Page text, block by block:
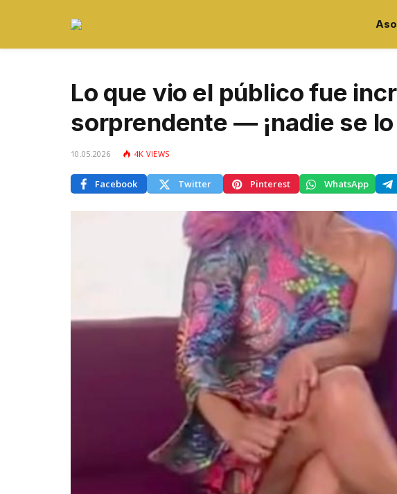
Lo que vio el público fue
sorprendente — ¡nadie se
10.05.2026 4K VIEWS
Facebook Twitter Pinterest WhatsApp